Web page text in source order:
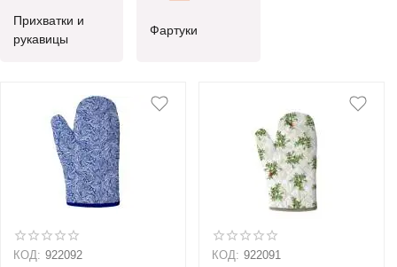
Прихватки и
рукавицы
Фартуки
КОД: 922092 КОД: 922091